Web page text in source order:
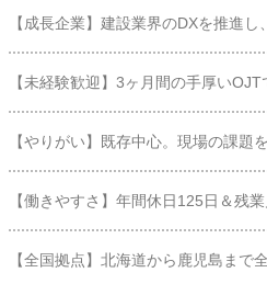
【成長企業】建設業界のDXを推進し
【未経験歓迎】3ヶ月間の手厚いOJT
【やりがい】既存中心。現場の課題
【働きやすさ】年間休日125日＆残
【全国拠点】北海道から鹿児島まで